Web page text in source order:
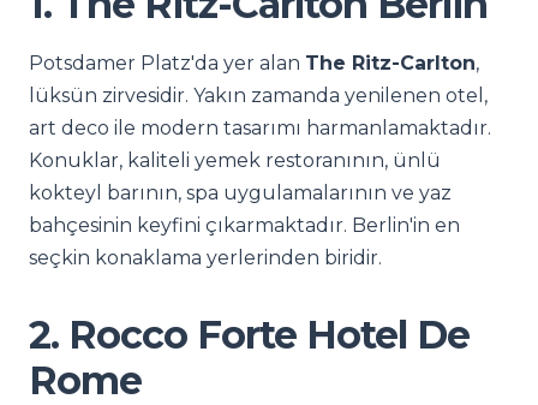
Potsdamer Platz'da yer alan The Ritz-Carlton,
lüksün zirvesidir. Yakın zamanda yenilenen otel,
art deco ile modern tasarımı harmanlamaktadır.
Konuklar, kaliteli yemek restoranının, ünlü
kokteyl barının, spa uygulamalarının ve yaz
bahçesinin keyfini çıkarmaktadır. Berlin'in en
seçkin konaklama yerlerinden biridir.
2. Rocco Forte Hotel De
Rome